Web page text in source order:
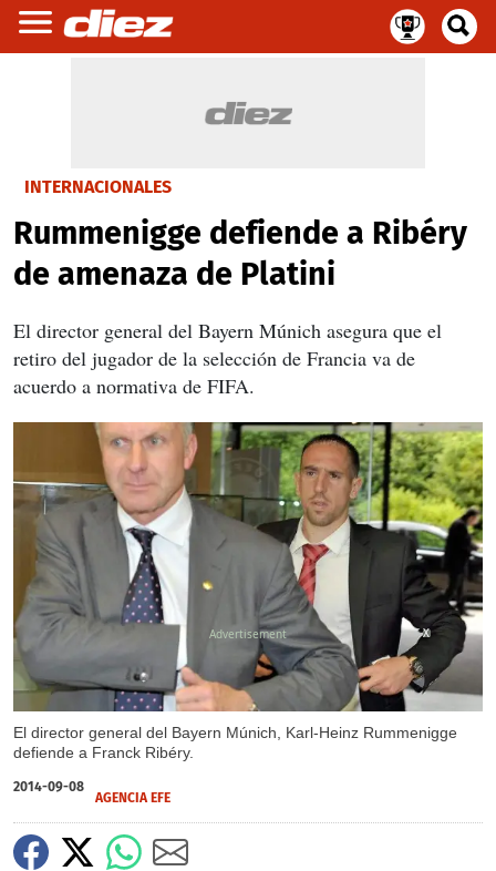
INTERNACIONALES
Rummenigge defiende a Ribéry
de amenaza de Platini
El director general del Bayern Múnich asegura que el
retiro del jugador de la selección de Francia va de
acuerdo a normativa de FIFA.
El director general del Bayern Múnich, Karl-Heinz Rummenigge
defiende a Franck Ribéry.
X
2014-09-08
AGENCIA EFE